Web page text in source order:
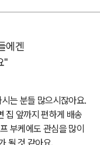
에겐
"
는 분들 많으시잖아요.
집 앞까지 편하게 배송
부케에도 관심을 많이